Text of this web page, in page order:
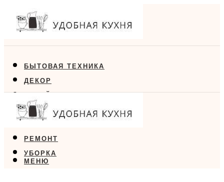
БЫТОВАЯ ТЕХНИКА
ДЕКОР
ДИЗАЙН
ЕДА
РЕМОНТ
УБОРКА
МЕНЮ